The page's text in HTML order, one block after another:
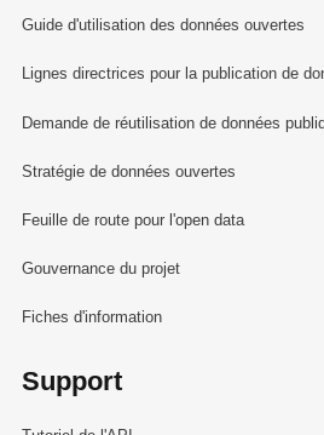
Guide d'utilisation des données ouvertes
Lignes directrices pour la publication de
Demande de réutilisation de données
Stratégie de données ouvertes
Feuille de route pour l'open data
Gouvernance du projet
Fiches d'information
Support